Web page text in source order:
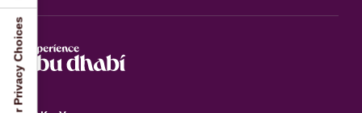
Your Privacy Choices